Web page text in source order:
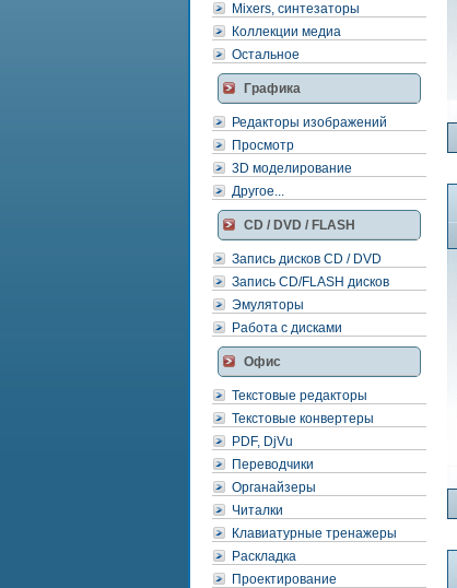
Mixers, синтезаторы
Коллекции медиа
Остальное
Графика
Редакторы изображений
Просмотр
3D моделирование
Другое...
CD / DVD / FLASH
Запись дисков CD / DVD
Запись CD/FLASH дисков
Эмуляторы
Работа с дисками
Офис
Текстовые редакторы
Текстовые конвертеры
PDF, DjVu
Переводчики
Органайзеры
Читалки
Клавиатурные тренажеры
Раскладка
Проектирование